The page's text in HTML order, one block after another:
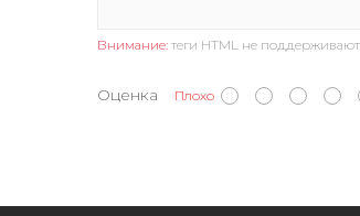
Внимание: теги HTML не
Оценка Плохо